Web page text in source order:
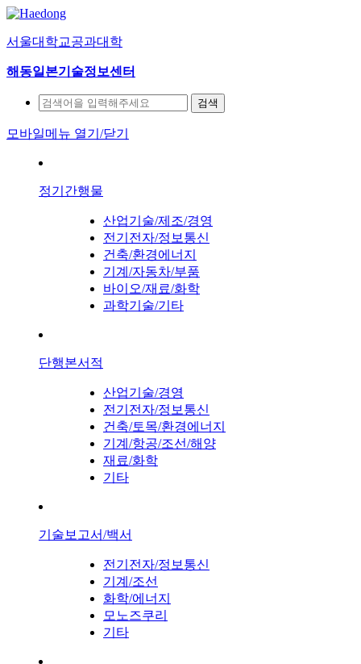
서울대학교공과대학
해동일본기술정보센터
검색
모바일메뉴 열기/닫기
정기간행물
산업기술/제조/경영
전기전자/정보통신
건축/환경에너지
기계/자동차/부품
바이오/재료/화학
과학기술/기타
단행본서적
산업기술/경영
전기전자/정보통신
건축/토목/환경에너지
기계/항공/조선/해양
재료/화학
기타
기술보고서/백서
전기전자/정보통신
기계/조선
화학/에너지
모노즈쿠리
기타